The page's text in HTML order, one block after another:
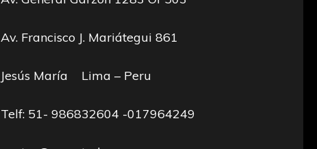
Av. Francisco J. Mariátegui 861
Jesús María Lima – Peru
Telf: 51- 986832604 -017964249